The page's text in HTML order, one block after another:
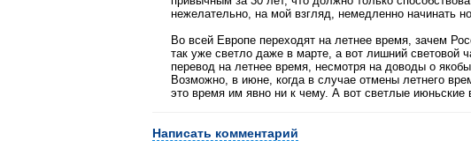
нежелательно, на мой взгляд, немедленно начинать
Во всей Европе переходят на летнее время, зачем
так уже светло даже в марте, а вот лишний световой
перевод на летнее время, несмотря на доводы о якобы
Возможно, в июне, когда в случае отмены летнего
это время им явно ни к чему. А вот светлые июньские
Написать комментарий